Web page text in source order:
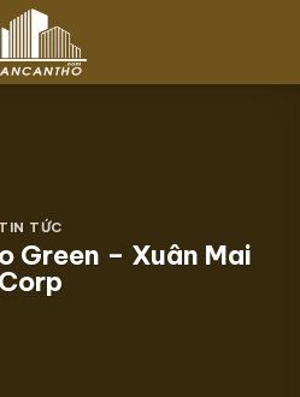
TIN TỨC
Green – Xuân Mai
Corp